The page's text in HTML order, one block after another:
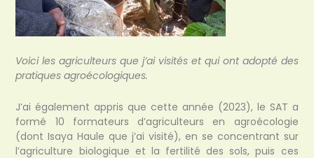
Voici les agriculteurs que j’ai visités et qui ont adopté des
pratiques agroécologiques.
J’ai également appris que cette année (2023), le SAT a
formé 10 formateurs d’agriculteurs en agroécologie
(dont Isaya Haule que j’ai visité), en se concentrant sur
l’agriculture biologique et la fertilité des sols, puis ces